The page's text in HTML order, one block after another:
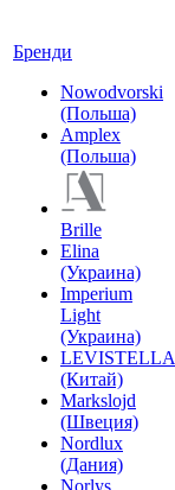
Бренди
Nowodvorski
(Польша)
Amplex
(Польша)
Brille
Elina
(Украина)
Imperium
Light
(Украина)
LEVISTELLA
(Китай)
Markslojd
(Швеция)
Nordlux
(Дания)
Norlys